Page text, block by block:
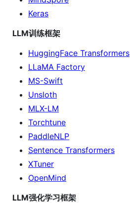
Keras
LLM训练框架
HuggingFace Transformers
LLaMA Factory
MS-Swift
Unsloth
MLX-LM
Torchtune
PaddleNLP
Sentence Transformers
XTuner
OpenMind
LLM强化学习框架